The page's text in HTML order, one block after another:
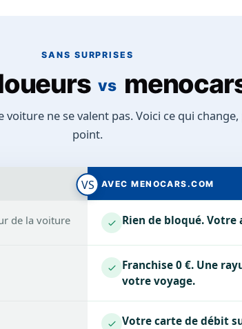
SANS SURPRISES
vs
voiture ne se valent pas. Voici ce qui
point.
AVEC MENOCARS.COM
VS
de la voiture Rien de bloqué.
Franchise 0 €. Une
votre voyage.
Votre carte de débit